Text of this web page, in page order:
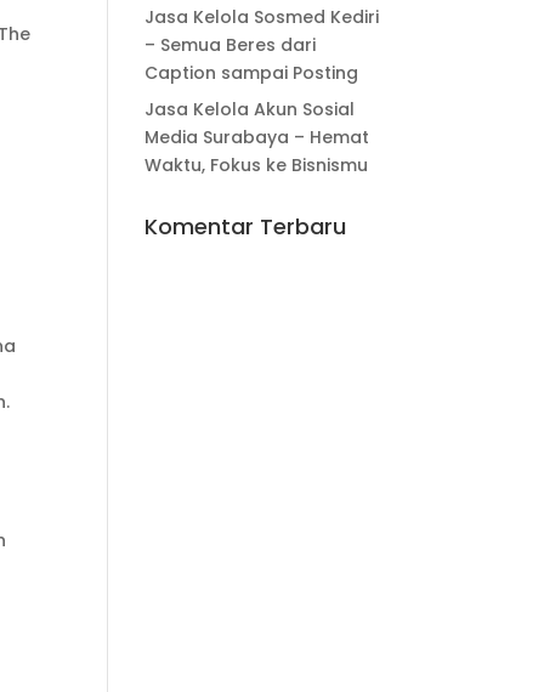
Jasa Kelola Sosmed Kediri
– Semua Beres dari
Caption sampai Posting
Jasa Kelola Akun Sosial
Media Surabaya – Hemat
Waktu, Fokus ke Bisnismu
Komentar Terbaru